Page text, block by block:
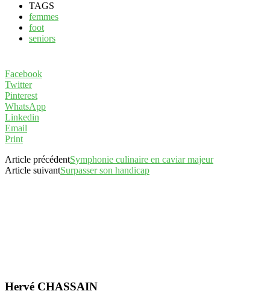
TAGS
femmes
foot
seniors
Facebook
Twitter
Pinterest
WhatsApp
Linkedin
Email
Print
Article précédentSymphonie culinaire en caviar majeur
Article suivantSurpasser son handicap
Hervé CHASSAIN